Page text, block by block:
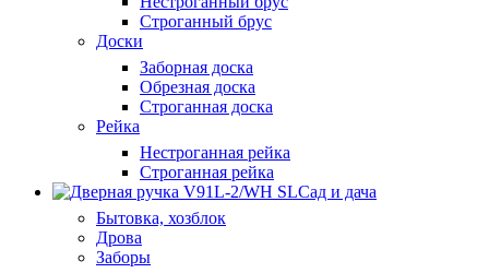
Строганный брус
Доски
Заборная доска
Обрезная доска
Строганная доска
Рейка
Нестроганная рейка
Строганная рейка
Сад и дача
Бытовка, хозблок
Дрова
Заборы